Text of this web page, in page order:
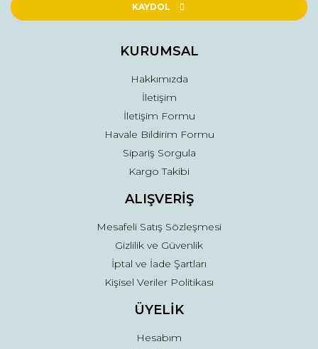
Ürün açıklamasında eksik bilgiler bulunuyor.
Ürün fiyatı diğer sitelerden daha pahalı.
Gönder
KAYDOL
KURUMSAL
Hakkımızda
İletişim
İletişim Formu
Havale Bildirim Formu
Sipariş Sorgula
Kargo Takibi
ALIŞVERİŞ
Mesafeli Satış Sözleşmesi
Gizlilik ve Güvenlik
İptal ve İade Şartları
Kişisel Veriler Politikası
ÜYELİK
Hesabım